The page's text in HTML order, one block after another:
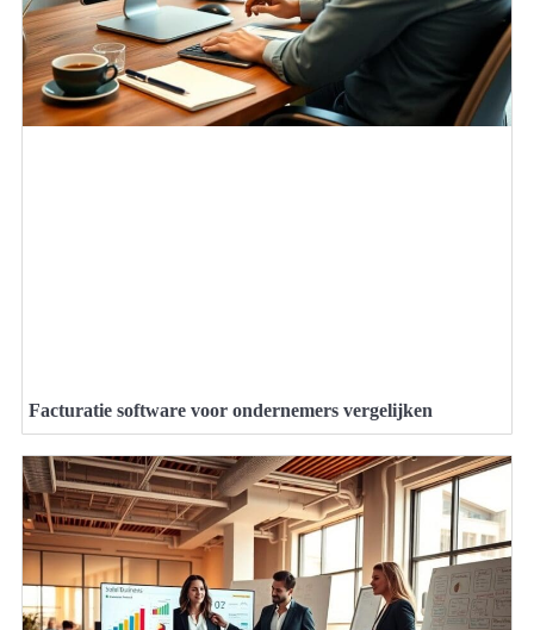
Facturatie software voor ondernemers vergelijken